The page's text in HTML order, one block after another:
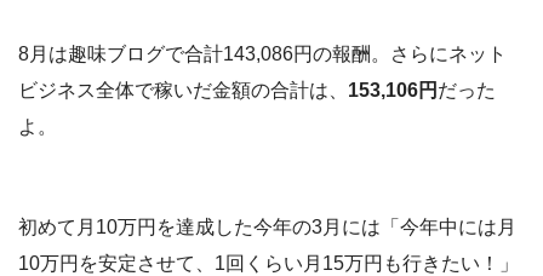
8月は趣味ブログで合計143,086円の報酬。さらにネット
ビジネス全体で稼いだ金額の合計は、 153,106円 だった
よ。
初めて月10万円を達成した今年の3月には「今年中には月
10万円を安定させて、1回くらい月15万円も行きたい！」